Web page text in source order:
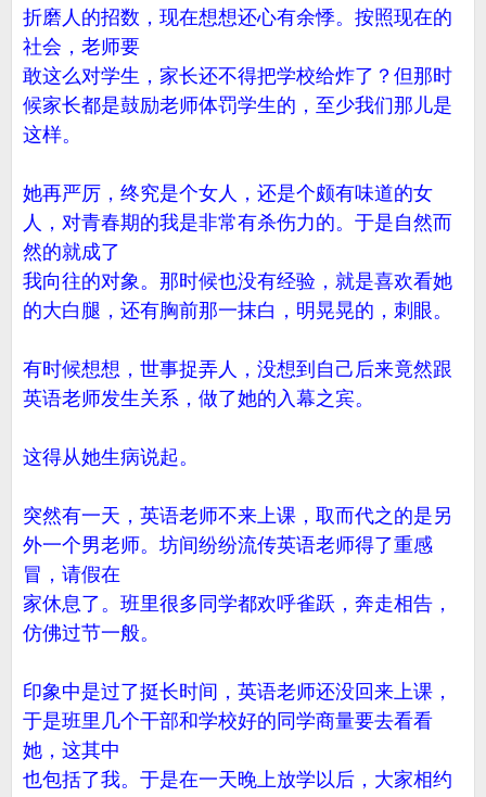
折磨人的招数，现在想想还心有余悸。按照现在的
社会，老师要
敢这么对学生，家长还不得把学校给炸了？但那时
候家长都是鼓励老师体罚学生的，至少我们那儿是
这样。
她再严厉，终究是个女人，还是个颇有味道的女
人，对青春期的我是非常有杀伤力的。于是自然而
然的就成了
我向往的对象。那时候也没有经验，就是喜欢看她
的大白腿，还有胸前那一抹白，明晃晃的，刺眼。
有时候想想，世事捉弄人，没想到自己后来竟然跟
英语老师发生关系，做了她的入幕之宾。
这得从她生病说起。
突然有一天，英语老师不来上课，取而代之的是另
外一个男老师。坊间纷纷流传英语老师得了重感
冒，请假在
家休息了。班里很多同学都欢呼雀跃，奔走相告，
仿佛过节一般。
印象中是过了挺长时间，英语老师还没回来上课，
于是班里几个干部和学校好的同学商量要去看看
她，这其中
也包括了我。于是在一天晚上放学以后，大家相约